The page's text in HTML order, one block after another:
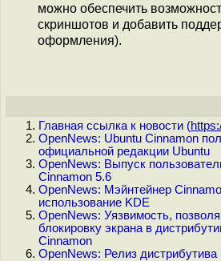
можно обеспечить
скриншотов и добавить
оформления).
Главная ссылка к новости (
OpenNews: Ubuntu Cinnamon
официальной редакции Ubuntu
OpenNews: Выпуск
Cinnamon 5.6
OpenNews: Мэйнтейнер
использование KDE
OpenNews: Уязвимость,
блокировку экрана в
Cinnamon
OpenNews: Релиз дистрибутива